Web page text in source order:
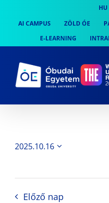
content
HU
AI CAMPUS
ZÖLD ÓE
E-LEARNING
2025.10.16
Előző nap